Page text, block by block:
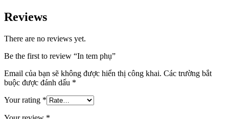
Reviews
There are no reviews yet.
Be the first to review “In tem phụ”
Email của bạn sẽ không được hiển thị công khai. Các trường bắt
buộc được đánh dấu *
Your rating *